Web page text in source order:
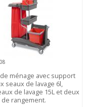
ménage avec support
seaux de lavage 6l,
de lavage 15L et deux
rangement.